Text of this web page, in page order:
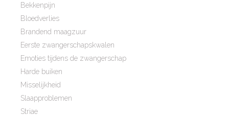
Bekkenpijn
Bloedverlies
Brandend maagzuur
Eerste zwangerschapskwalen
Emoties tijdens de zwangerschap
Harde buiken
Misselijkheid
Slaapproblemen
Striae